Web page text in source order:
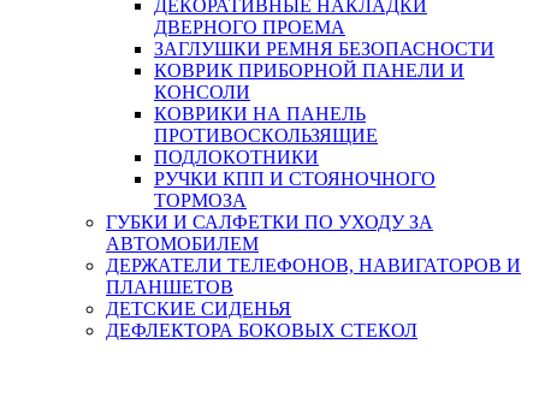
ДЕКОРАТИВНЫЕ НАКЛАДКИ
ДВЕРНОГО ПРОЕМА
ЗАГЛУШКИ РЕМНЯ БЕЗОПАСНОСТИ
КОВРИК ПРИБОРНОЙ ПАНЕЛИ И
КОНСОЛИ
КОВРИКИ НА ПАНЕЛЬ
ПРОТИВОСКОЛЬЗЯЩИЕ
ПОДЛОКОТНИКИ
РУЧКИ КПП И СТОЯНОЧНОГО
ТОРМОЗА
ГУБКИ И САЛФЕТКИ ПО УХОДУ ЗА
АВТОМОБИЛЕМ
ДЕРЖАТЕЛИ ТЕЛЕФОНОВ, НАВИГАТОРОВ И
ПЛАНШЕТОВ
ДЕТСКИЕ СИДЕНЬЯ
ДЕФЛЕКТОРА БОКОВЫХ СТЕКОЛ